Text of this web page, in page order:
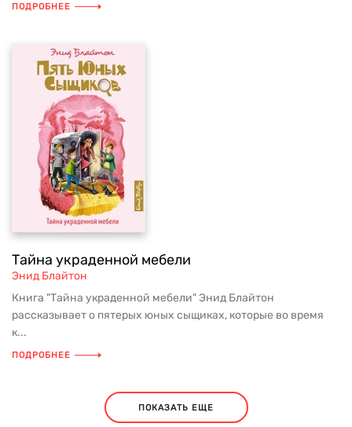
ПОДРОБНЕЕ
Тайна украденной мебели
Энид Блайтон
Книга "Тайна украденной мебели" Энид Блайтон
рассказывает о пятерых юных сыщиках, которые во время
к...
ПОДРОБНЕЕ
ПОКАЗАТЬ ЕЩЕ